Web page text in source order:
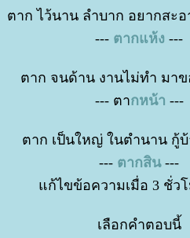
ตาก ไว้นาน ลำบาก อยากสะอ
--- ตากแห้ง ---
ตาก จนด้าน งานไม่ทำ มาข
--- ตากหน้า ---
ตาก เป็นใหญ่ ในตำนาน กู้บ้
--- ตากสิน---
ก้ไขข้อความเมื่อ 3 ชั่ว
เลือกคำตอบนี้